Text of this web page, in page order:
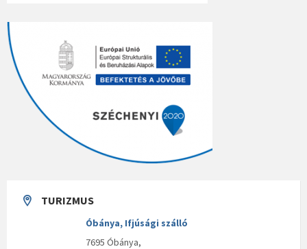
TURIZMUS
Óbánya, Ifjúsági szálló
7695 Óbánya,